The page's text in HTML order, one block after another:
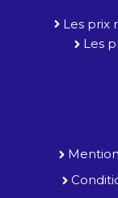
Les prix
Les